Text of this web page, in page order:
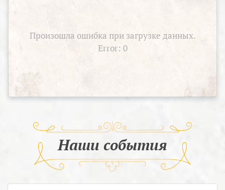
Произошла ошибка при загрузке данных.
Error: 0
Наши события